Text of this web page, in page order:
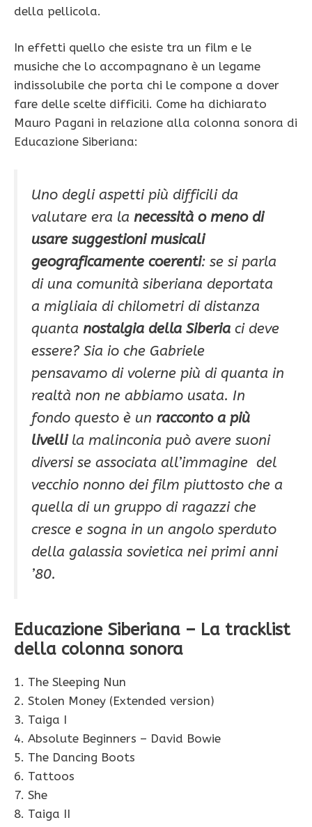
della pellicola.
In effetti quello che esiste tra un film e le
musiche che lo accompagnano è un legame
indissolubile che porta chi le compone a dover
fare delle scelte difficili. Come ha dichiarato
Mauro Pagani in relazione alla colonna sonora di
Educazione Siberiana:
Uno degli aspetti più difficili da
valutare era la necessità o meno di
usare suggestioni musicali
geograficamente coerenti: se si parla
di una comunità siberiana deportata
a migliaia di chilometri di distanza
quanta nostalgia della Siberia ci deve
essere? Sia io che Gabriele
pensavamo di volerne più di quanta in
realtà non ne abbiamo usata. In
fondo questo è un racconto a più
livellila malinconia può avere suoni
diversi se associata all’immagine del
vecchio nonno dei film piuttosto che a
quella di un gruppo di ragazzi che
cresce e sogna in un angolo sperduto
della galassia sovietica nei primi anni
’80.
Educazione Siberiana – La tracklist
della colonna sonora
1. The Sleeping Nun
2. Stolen Money (Extended version)
3. Taiga I
4. Absolute Beginners – David Bowie
5. The Dancing Boots
6. Tattoos
7. She
8. Taiga II